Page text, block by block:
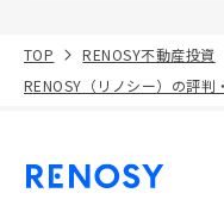
TOP RENOSY不動産投資
RENOSY（リノシー）の評判